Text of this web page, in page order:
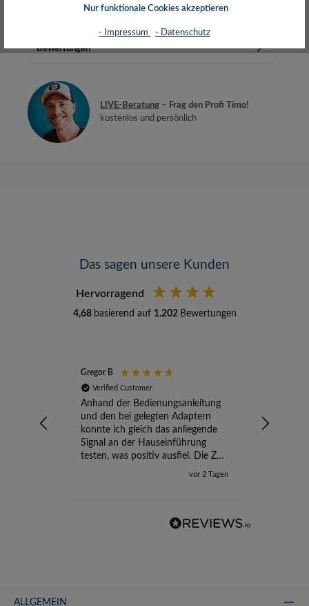
Bewertungen
LIVE-Beratung – Frag den Profi Timo!
kostenlos und persönlich
Das sagen unsere Kunden
Hervorragend
4,68 basierend auf 1.202 Bewertungen
Gregor B
Verified Customer
Anhand der Bedienungsanleitung
und den bei gelegten Adaptern
konnte ich gleich das anliegende
Signal an der Hauseinführung
testen, was positiv ausfiel. Die Zeit
der Ungewissheit ist jetzt vorbei,
vor 2 Tagen
ALLGEMEIN
Nur funktionale Cookies akzeptieren
- Impressum - Datenschutz